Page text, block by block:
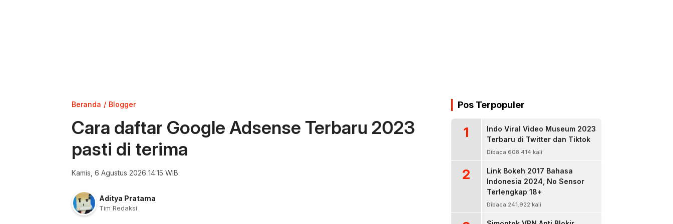
Beranda Blogger
Cara daftar Google Adsense Terbaru 2023
pasti di terima
Kamis, 6 Agustus 2026 14:15 WIB
Aditya Pratama
Tim Redaksi
Pos Terpopuler
1
Indo Viral Video Museum 2023
Terbaru di Twitter dan Tiktok
Dibaca 608.414 kali
2
Link Bokeh 2017 Bahasa
Indonesia 2024, No Sensor
Terlengkap 18+
Dibaca 241.922 kali